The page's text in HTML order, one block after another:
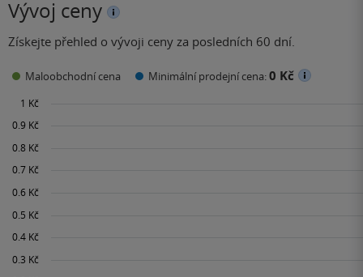
Vývoj ceny
Získejte přehled o vývoji ceny za posledních 60 dní.
Maloobchodní cena Minimální prodejní cena:0 Kč